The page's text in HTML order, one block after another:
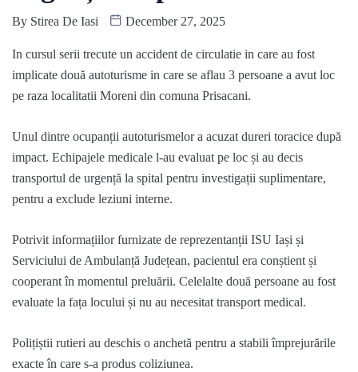
By Stirea De Iasi December 27, 2025
In cursul serii trecute un accident de circulatie in care au fost
implicate două autoturisme in care se aflau 3 persoane a avut loc
pe raza localitatii Moreni din comuna Prisacani.
Unul dintre ocupanții autoturismelor a acuzat dureri toracice după
impact. Echipajele medicale l-au evaluat pe loc și au decis
transportul de urgență la spital pentru investigații suplimentare,
pentru a exclude leziuni interne.
Potrivit informațiilor furnizate de reprezentanții ISU Iași și
Serviciului de Ambulanță Județean, pacientul era conștient și
cooperant în momentul preluării. Celelalte două persoane au fost
evaluate la fața locului și nu au necesitat transport medical.
Polițiștii rutieri au deschis o anchetă pentru a stabili împrejurările
exacte în care s-a produs coliziunea.